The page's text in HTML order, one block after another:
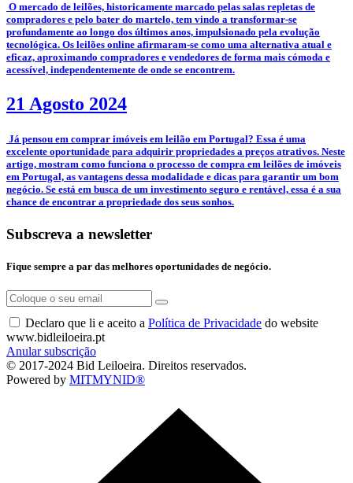
­­­­ O mercado de leilões, historicamente marcado pelas salas repletas de
compradores e pelo bater do martelo, tem vindo a transformar-se
profundamente ao longo dos últimos anos, impulsionado pela evolução
tecnológica. Os leilões online afirmaram-se como uma alternativa atual e
eficaz, aproximando compradores e vendedores de forma mais cómoda e
acessível, independentemente de onde se encontrem.
21 Agosto 2024
­ Já pensou em comprar imóveis em leilão em Portugal? Essa é uma
excelente oportunidade para adquirir propriedades a preços atrativos. Neste
artigo, mostram como funciona o processo de compra em leilões de imóveis
em Portugal, as vantagens dessa modalidade e dicas para garantir um bom
negócio. Se está em busca de um investimento seguro e rentável, essa é a sua
chance de encontrar a propriedade dos seus sonhos.
Subscreva a newsletter
Fique sempre a par das melhores oportunidades de negócio.
Declaro que li e aceito a Política de Privacidade do website
www.bidleiloeira.pt
Anular subscrição
© 2017-2024 Bid Leiloeira. Direitos reservados.
Powered by MITMYNID®